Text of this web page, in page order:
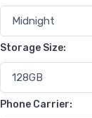
Storage Size:
Phone Carrier: